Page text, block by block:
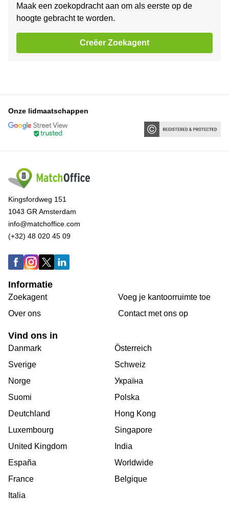
Maak een zoekopdracht aan om als eerste op de
hoogte gebracht te worden.
Creëer Zoekagent
Onze lidmaatschappen
Kingsfordweg 151
1043 GR Amsterdam
info@matchoffice.com
(+32) 48 020 45 09
Informatie
Zoekagent
Over ons
Voeg je kantoorruimte toe
Сontact met ons op
Vind ons in
Danmark
Sverige
Norge
Suomi
Deutchland
Luxembourg
United Kingdom
España
France
Italia
Österreich
Schweiz
Україна
Polska
Hong Kong
Singapore
India
Worldwide
Belgique